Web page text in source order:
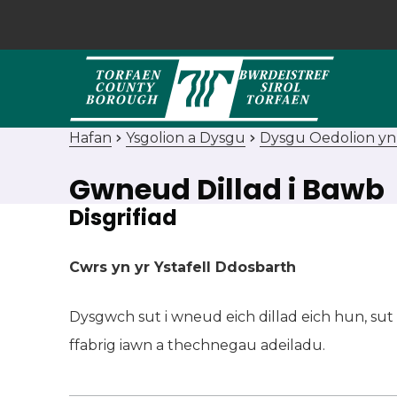
Hafan Ysgolion a Dysgu Dysgu Oedolion
Gwneud Dillad i Bawb
Disgrifiad
Cwrs yn yr Ystafell Ddosbarth
Dysgwch sut i wneud eich dillad eich hun,
ffabrig iawn a thechnegau adeiladu.